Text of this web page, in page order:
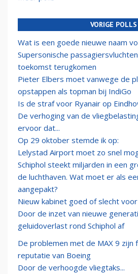
VORIGE POLLS
Wat is een goede nieuwe naam
Supersonische
toekomst terugkomen
Pieter Elbers moet vanwege de
opstappen als topman bij IndiGo
Is de straf voor Ryanair op
De verhoging van de
ervoor dat...
Op 29 oktober stemde ik op:
Lelystad Airport moet zo snel
Schiphol steekt miljarden in een
de luchthaven. Wat moet er als
aangepakt?
Nieuw kabinet goed of slecht
Door de inzet van nieuwe
geluidoverlast rond Schiphol af
De problemen met de MAX 9 zijn
reputatie van Boeing
Door de verhoogde vliegtaks...